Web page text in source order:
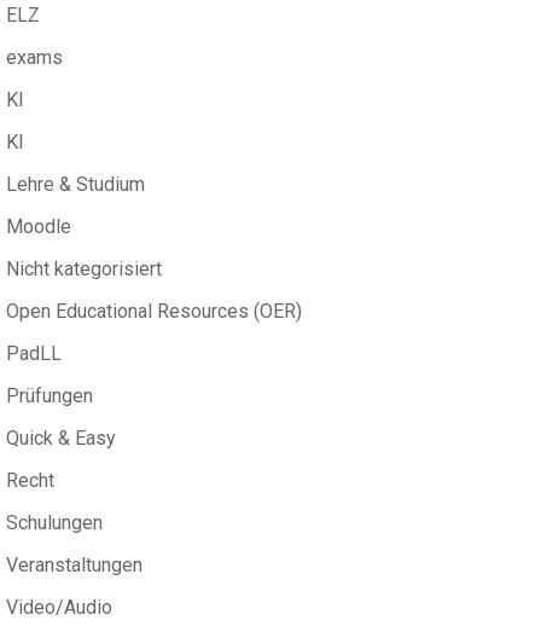
ELZ
exams
KI
KI
Lehre & Studium
Moodle
Nicht kategorisiert
Open Educational Resources (OER)
PadLL
Prüfungen
Quick & Easy
Recht
Schulungen
Veranstaltungen
Video/Audio